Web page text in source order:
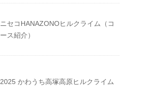
ニセコHANAZONOヒルクライム（コ
ース紹介）
2025 かわうち高塚高原ヒルクライム